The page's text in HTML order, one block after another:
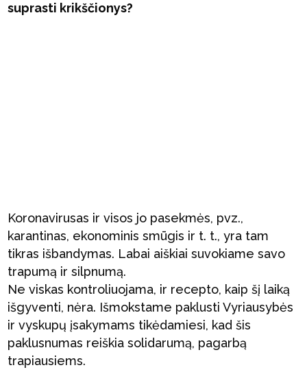
suprasti krikščionys?
Koronavirusas ir visos jo pasekmės, pvz.,
karantinas, ekonominis smūgis ir t. t., yra tam
tikras išbandymas. Labai aiškiai suvokiame savo
trapumą ir silpnumą.
Ne viskas kontroliuojama, ir recepto, kaip šį laiką
išgyventi, nėra. Išmokstame paklusti Vyriausybės
ir vyskupų įsakymams tikėdamiesi, kad šis
paklusnumas reiškia solidarumą, pagarbą
trapiausiems.